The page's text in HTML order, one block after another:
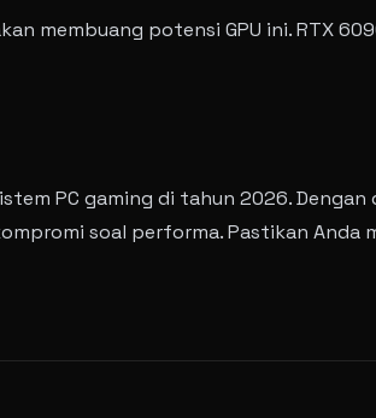
membuang potensi GPU ini. RTX
PC gaming di tahun 2026.
soal performa. Pastikan Anda